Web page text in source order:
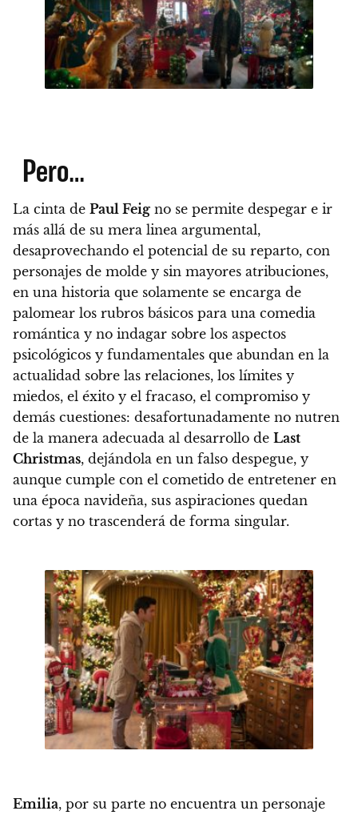
Pero…
La cinta de Paul Feig no se permite despegar e ir
más allá de su mera linea argumental,
desaprovechando el potencial de su reparto, con
personajes de molde y sin mayores atribuciones,
en una historia que solamente se encarga de
palomear los rubros básicos para una comedia
romántica y no indagar sobre los aspectos
psicológicos y fundamentales que abundan en la
actualidad sobre las relaciones, los límites y
miedos, el éxito y el fracaso, el compromiso y
demás cuestiones: desafortunadamente no nutren
de la manera adecuada al desarrollo de Last
Christmas, dejándola en un falso despegue, y
aunque cumple con el cometido de entretener en
una época navideña, sus aspiraciones quedan
cortas y no trascenderá de forma singular.
Emilia, por su parte no encuentra un personaje